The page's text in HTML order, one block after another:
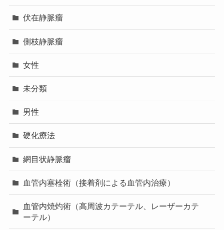
伏在静脈瘤
側枝静脈瘤
女性
未分類
男性
硬化療法
網目状静脈瘤
血管内塞栓術（接着剤による血管内治療）
血管内焼灼術（高周波カテーテル、レーザーカテ
ーテル）